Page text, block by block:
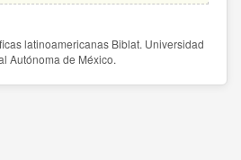
latinoamericanas Biblat. Universidad
Autónoma de México.